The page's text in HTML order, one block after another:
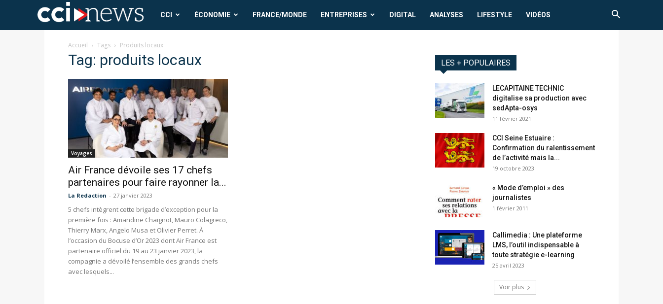
CCI
News
CCI ÉCONOMIE FRANCE/MONDE ENTREPRISES DIGITAL ANALYSES LIFESTYLE VIDÉOS
Accueil Tags Produits locaux
Tag: produits locaux
Voyages
Air France dévoile ses 17 chefs
partenaires pour faire rayonner la...
La Redaction - 27 janvier 2023
5 chefs intègrent cette brigade d’exception pour la
première fois : Amandine Chaignot, Mauro Colagreco,
Thierry Marx, Angelo Musa et Olivier Perret. À
l’occasion du Bocuse d’Or 2023 dont Air France est
partenaire officiel du 19 au 23 janvier 2023, la
compagnie a dévoilé l’ensemble des grands chefs
avec lesquels...
LES + POPULAIRES
LECAPITAINE TECHNIC
digitalise sa production avec
sedApta-osys
11 février 2021
CCI Seine Estuaire :
Confirmation du ralentissement
de l’activité mais la...
19 octobre 2023
« Mode d’emploi » des
journalistes
1 février 2011
Callimedia : Une plateforme
LMS, l’outil indispensable à
toute stratégie e-learning
25 avril 2023
Voir plus